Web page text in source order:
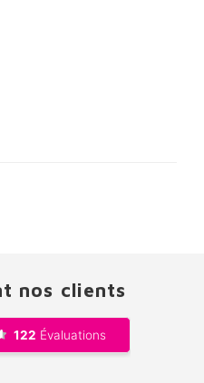
nos clients